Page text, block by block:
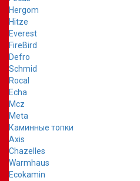
Hergom
Hitze
Everest
FireBird
Defro
Schmid
Rocal
Echa
Mcz
Meta
Каминные топки
Axis
Chazelles
Warmhaus
Ecokamin